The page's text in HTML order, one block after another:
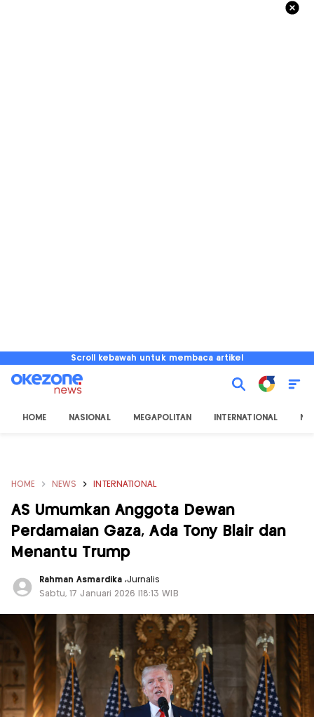
Scroll kebawah untuk membaca artikel
HOME NASIONAL MEGAPOLITAN INTERNATIONAL
HOME NEWS INTERNATIONAL
AS Umumkan Anggota Dewan
Perdamaian Gaza, Ada Tony Blair dan
Menantu Trump
Rahman Asmardika ,Jurnalis
Sabtu, 17 Januari 2026 |18:13 WIB